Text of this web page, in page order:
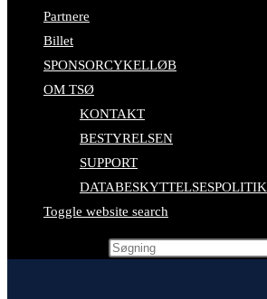
Partnere
Billet
SPONSORCYKELLØB
OM TSØ
KONTAKT
BESTYRELSEN
SUPPORT
DATABESKYTTELSESPOLITIK
Toggle website search